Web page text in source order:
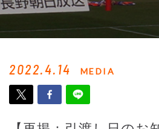
2022.4.14 MEDIA